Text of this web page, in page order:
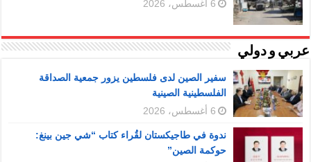
6 أغسطس، 2026
عربي و دولي
سفير الصين لدى فلسطين يزور جمعية الصداقة
الفلسطينية الصينية
6 أغسطس، 2026
ندوة في طاجيكستان لقُراء كتاب “شي جين بينغ:
حوكمة الصين”